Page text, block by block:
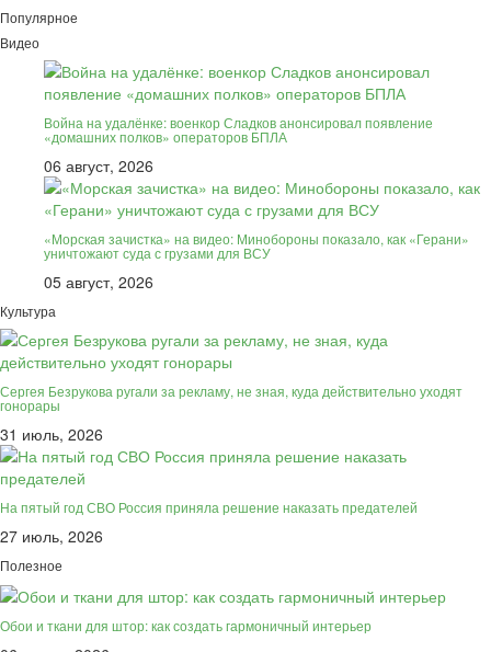
Популярное
Видео
Война на удалёнке: военкор Сладков анонсировал появление
«домашних полков» операторов БПЛА
06 август, 2026
«Морская зачистка» на видео: Минобороны показало, как «Герани»
уничтожают суда с грузами для ВСУ
05 август, 2026
Культура
Сергея Безрукова ругали за рекламу, не зная, куда действительно уходят
гонорары
31 июль, 2026
На пятый год СВО Россия приняла решение наказать предателей
27 июль, 2026
Полезное
Обои и ткани для штор: как создать гармоничный интерьер